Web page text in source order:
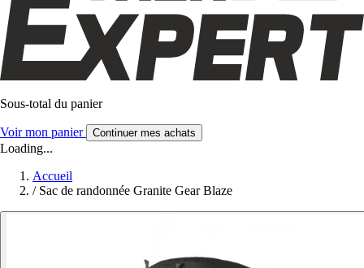
Sous-total du panier
Voir mon panier Continuer mes achats
Loading...
Accueil
/ Sac de randonnée Granite Gear Blaze